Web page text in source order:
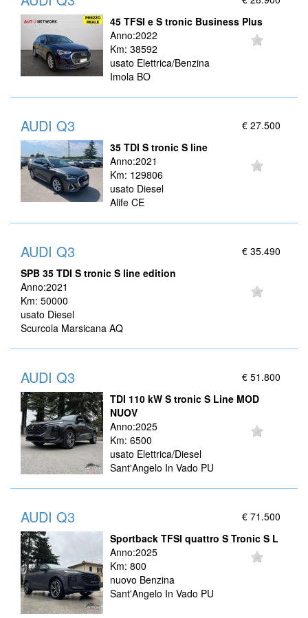
45 TFSI e S tronic Business Plus
Anno:2022
Km: 38592
usato Elettrica/Benzina
Imola BO
€ 27.500
AUDI Q3
35 TDI S tronic S line
Anno:2021
Km: 129806
usato Diesel
Alife CE
€ 35.490
AUDI Q3
SPB 35 TDI S tronic S line edition
Anno:2021
Km: 50000
usato Diesel
Scurcola Marsicana AQ
€ 51.800
AUDI Q3
TDI 110 kW S tronic S Line MOD
NUOV
Anno:2025
Km: 6500
usato Elettrica/Diesel
Sant'Angelo In Vado PU
€ 71.500
AUDI Q3
Sportback TFSI quattro S Tronic S L
Anno:2025
Km: 800
nuovo Benzina
Sant'Angelo In Vado PU